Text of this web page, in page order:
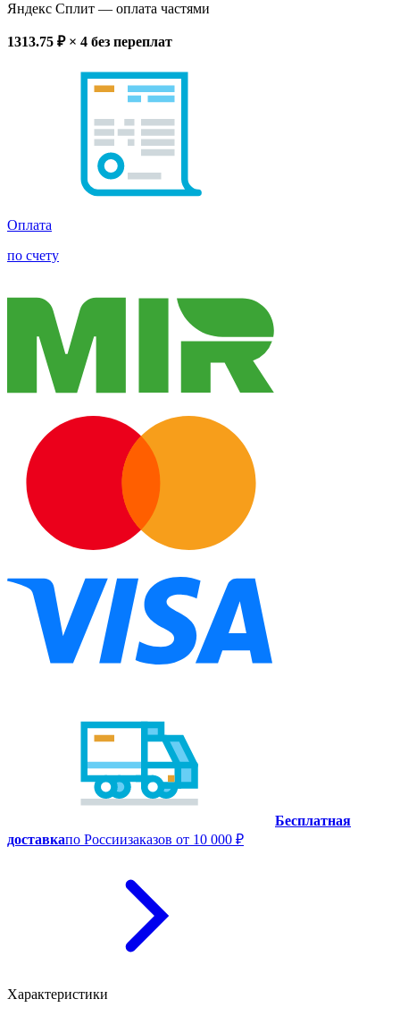
Яндекс Сплит — оплата частями
1313.75 ₽ × 4 без переплат
Оплата
по счету
Бесплатная
доставкапо Россиизаказов от 10 000 ₽
Характеристики